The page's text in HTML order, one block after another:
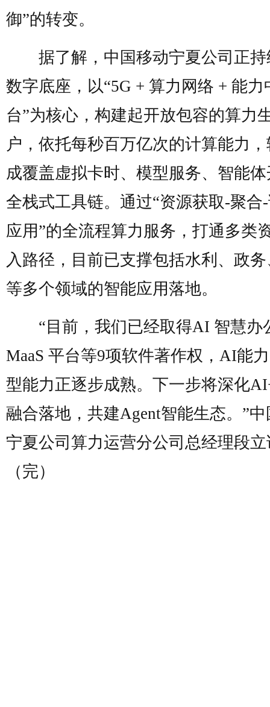
御”的转变。
据了解，中国移动宁夏公司正持
数字底座，以“5G + 算力网络 + 能力
台”为核心，构建起开放包容的算力
户，依托每秒百万亿次的计算能力
成覆盖虚拟卡时、模型服务、智能
全栈式工具链。通过“资源获取-聚合
应用”的全流程算力服务，打通多类
入路径，目前已支撑包括水利、政
等多个领域的智能应用落地。
“目前，我们已经取得AI 智慧办
MaaS 平台等9项软件著作权，AI能
型能力正逐步成熟。下一步将深化
融合落地，共建Agent智能生态。”
宁夏公司算力运营分公司总经理段
（完）